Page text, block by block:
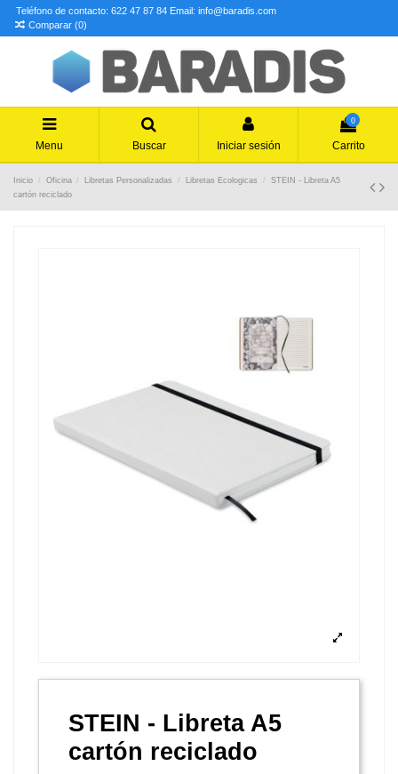
Teléfono de contacto: 622 47 87 84 Email: info@baradis.com
Comparar (0)
Menu Buscar Iniciar sesión
0
Carrito
Inicio Oficina Libretas Personalizadas Libretas Ecologicas
STEIN - Libreta A5
cartón reciclado
STEIN - Libreta A5
cartón reciclado